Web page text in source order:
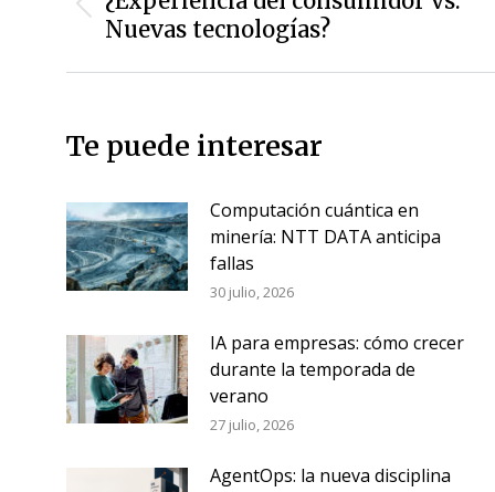
entradas
Entrada
anterior:
Nuevas tecnologías?
Te puede interesar
Computación cuántica en
minería: NTT DATA anticipa
fallas
30 julio, 2026
IA para empresas: cómo crecer
durante la temporada de
verano
27 julio, 2026
AgentOps: la nueva disciplina